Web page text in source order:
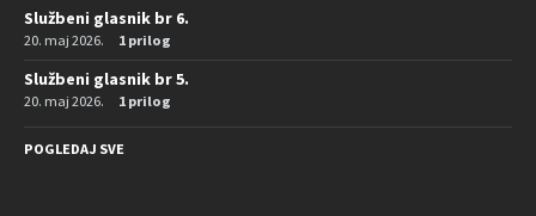
Službeni glasnik br 6.
20. maj 2026. 1 prilog
Službeni glasnik br 5.
20. maj 2026. 1 prilog
POGLEDAJ SVE